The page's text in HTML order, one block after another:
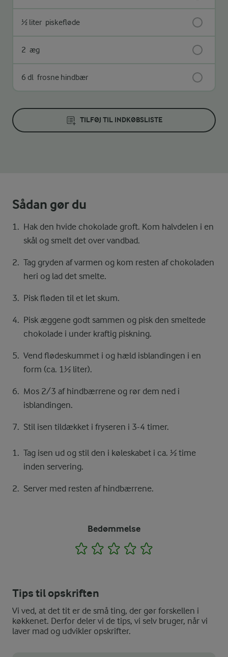
½ liter piskefløde
2 æg
6 dl frosne hindbær
TILFØJ TIL INDKØBSLISTE
Sådan gør du
Hak den hvide chokolade groft. Kom halvdelen i en
skål og smelt det over vandbad.
Tag gryden af varmen og kom resten af chokoladen
heri og lad det smelte.
Pisk fløden til et let skum.
Pisk æggene godt sammen og pisk den smeltede
chokolade i under kraftig piskning.
Vend flødeskummet i og hæld isblandingen i en
form (ca. 1½ liter).
Mos 2/3 af hindbærrene og rør dem ned i
isblandingen.
Stil isen tildækket i fryseren i 3-4 timer.
Tag isen ud og stil den i køleskabet i ca. ½ time
inden servering.
Server med resten af hindbærrene.
Bedømmelse
1 2 3 4
Tips til opskriften
Vi ved, at det tit er de små ting, der gør forskellen i
køkkenet. Derfor deler vi de tips, vi selv bruger, når vi
laver mad og udvikler opskrifter.